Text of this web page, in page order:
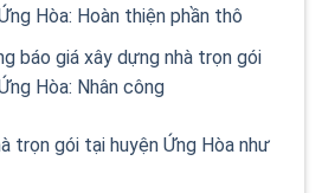
Hòa: Hoàn thiện phần thô
báo giá xây dựng nhà trọn gói
Hòa: Nhân công
trọn gói tại huyện Ứng Hòa như